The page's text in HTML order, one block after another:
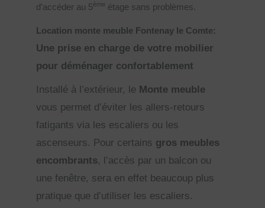
d’accéder au 5ème étage sans problèmes.
Location monte meuble Fontenay le Comte:
Une prise en charge de votre mobilier
pour déménager confortablement
Installé à l’extérieur, le Monte meuble
vous permet d’éviter les allers-retours
fatigants via les escaliers ou les
ascenseurs. Pour certains gros meubles
encombrants, l’accès par un balcon ou
une fenêtre, sera en effet beaucoup plus
pratique que d’utiliser les escaliers.